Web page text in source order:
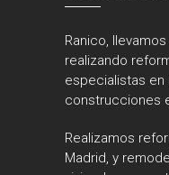
Ranico,
realizando
especialistas en
construcciones
Realizamos
Madrid, y